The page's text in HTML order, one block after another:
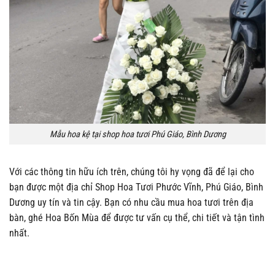
Mẫu hoa kệ tại shop hoa tươi Phú Giáo, Bình Dương
Với các thông tin hữu ích trên, chúng tôi hy vọng đã để lại cho
bạn được một địa chỉ Shop Hoa Tươi Phước Vĩnh, Phú Giáo, Bình
Dương uy tín và tin cậy. Bạn có nhu cầu mua hoa tươi trên địa
bàn, ghé Hoa Bốn Mùa để được tư vấn cụ thể, chi tiết và tận tình
nhất.